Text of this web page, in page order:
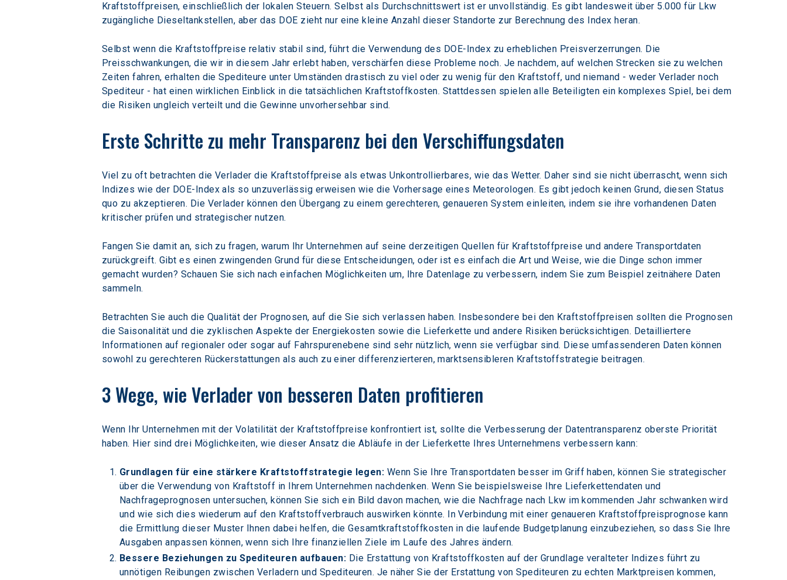
Kraftstoffpreisen, einschließlich der lokalen Steuern. Selbst als Durchschnittswert ist er unvollständig. Es gibt landesweit über 5.000 für Lkw
zugängliche Dieseltankstellen, aber das DOE zieht nur eine kleine Anzahl dieser Standorte zur Berechnung des Index heran.
Selbst wenn die Kraftstoffpreise relativ stabil sind, führt die Verwendung des DOE-Index zu erheblichen Preisverzerrungen. Die
Preisschwankungen, die wir in diesem Jahr erlebt haben, verschärfen diese Probleme noch. Je nachdem, auf welchen Strecken sie zu welchen
Zeiten fahren, erhalten die Spediteure unter Umständen drastisch zu viel oder zu wenig für den Kraftstoff, und niemand - weder Verlader noch
Spediteur - hat einen wirklichen Einblick in die tatsächlichen Kraftstoffkosten. Stattdessen spielen alle Beteiligten ein komplexes Spiel, bei dem
die Risiken ungleich verteilt und die Gewinne unvorhersehbar sind.
Erste Schritte zu mehr Transparenz bei den Verschiffungsdaten
Viel zu oft betrachten die Verlader die Kraftstoffpreise als etwas Unkontrollierbares, wie das Wetter. Daher sind sie nicht überrascht, wenn sich
Indizes wie der DOE-Index als so unzuverlässig erweisen wie die Vorhersage eines Meteorologen. Es gibt jedoch keinen Grund, diesen Status
quo zu akzeptieren. Die Verlader können den Übergang zu einem gerechteren, genaueren System einleiten, indem sie ihre vorhandenen Daten
kritischer prüfen und strategischer nutzen.
Fangen Sie damit an, sich zu fragen, warum Ihr Unternehmen auf seine derzeitigen Quellen für Kraftstoffpreise und andere Transportdaten
zurückgreift. Gibt es einen zwingenden Grund für diese Entscheidungen, oder ist es einfach die Art und Weise, wie die Dinge schon immer
gemacht wurden? Schauen Sie sich nach einfachen Möglichkeiten um, Ihre Datenlage zu verbessern, indem Sie zum Beispiel zeitnähere Daten
sammeln.
Betrachten Sie auch die Qualität der Prognosen, auf die Sie sich verlassen haben. Insbesondere bei den Kraftstoffpreisen sollten die Prognosen
die Saisonalität und die zyklischen Aspekte der Energiekosten sowie die Lieferkette und andere Risiken berücksichtigen. Detailliertere
Informationen auf regionaler oder sogar auf Fahrspurenebene sind sehr nützlich, wenn sie verfügbar sind. Diese umfassenderen Daten können
sowohl zu gerechteren Rückerstattungen als auch zu einer differenzierteren, marktsensibleren Kraftstoffstrategie beitragen.
3 Wege, wie Verlader von besseren Daten profitieren
Wenn Ihr Unternehmen mit der Volatilität der Kraftstoffpreise konfrontiert ist, sollte die Verbesserung der Datentransparenz oberste Priorität
haben. Hier sind drei Möglichkeiten, wie dieser Ansatz die Abläufe in der Lieferkette Ihres Unternehmens verbessern kann:
Grundlagen für eine stärkere Kraftstoffstrategie legen: Wenn Sie Ihre Transportdaten besser im Griff haben, können Sie strategischer
über die Verwendung von Kraftstoff in Ihrem Unternehmen nachdenken. Wenn Sie beispielsweise Ihre Lieferkettendaten und
Nachfrageprognosen untersuchen, können Sie sich ein Bild davon machen, wie die Nachfrage nach Lkw im kommenden Jahr schwanken wird
und wie sich dies wiederum auf den Kraftstoffverbrauch auswirken könnte. In Verbindung mit einer genaueren Kraftstoffpreisprognose kann
die Ermittlung dieser Muster Ihnen dabei helfen, die Gesamtkraftstoffkosten in die laufende Budgetplanung einzubeziehen, so dass Sie Ihre
Ausgaben anpassen können, wenn sich Ihre finanziellen Ziele im Laufe des Jahres ändern.
Bessere Beziehungen zu Spediteuren aufbauen: Die Erstattung von Kraftstoffkosten auf der Grundlage veralteter Indizes führt zu
unnötigen Reibungen zwischen Verladern und Spediteuren. Je näher Sie der Erstattung von Spediteuren zu echten Marktpreisen kommen,